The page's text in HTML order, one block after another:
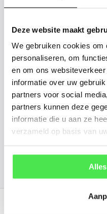
Deze website maakt
We gebruiken cookies
personaliseren, om
en om ons
informatie over uw
partners voor social
partners kunnen deze
informatie die u aan ze
verzameld op basis van
gaan we voor u
vorm. Wilt u
boom er
kunnen u een
06 45 601 508
customers give
Recent bekeken